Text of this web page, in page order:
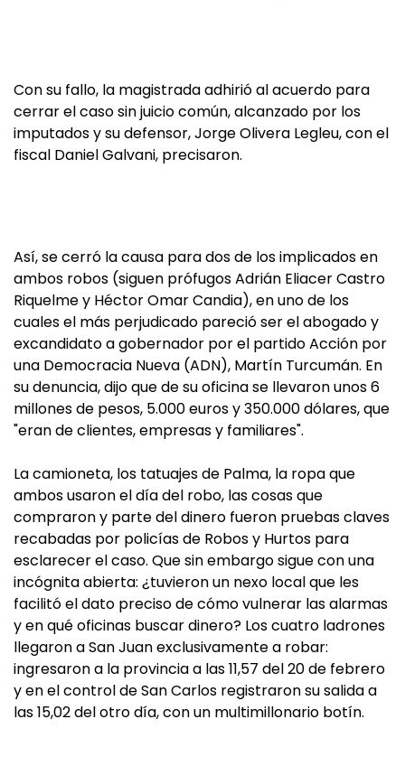
Con su fallo, la magistrada adhirió al acuerdo para
cerrar el caso sin juicio común, alcanzado por los
imputados y su defensor, Jorge Olivera Legleu, con el
fiscal Daniel Galvani, precisaron.
Así, se cerró la causa para dos de los implicados en
ambos robos (siguen prófugos Adrián Eliacer Castro
Riquelme y Héctor Omar Candia), en uno de los
cuales el más perjudicado pareció ser el abogado y
excandidato a gobernador por el partido Acción por
una Democracia Nueva (ADN), Martín Turcumán. En
su denuncia, dijo que de su oficina se llevaron unos 6
millones de pesos, 5.000 euros y 350.000 dólares, que
"eran de clientes, empresas y familiares".
La camioneta, los tatuajes de Palma, la ropa que
ambos usaron el día del robo, las cosas que
compraron y parte del dinero fueron pruebas claves
recabadas por policías de Robos y Hurtos para
esclarecer el caso. Que sin embargo sigue con una
incógnita abierta: ¿tuvieron un nexo local que les
facilitó el dato preciso de cómo vulnerar las alarmas
y en qué oficinas buscar dinero? Los cuatro ladrones
llegaron a San Juan exclusivamente a robar:
ingresaron a la provincia a las 11,57 del 20 de febrero
y en el control de San Carlos registraron su salida a
las 15,02 del otro día, con un multimillonario botín.